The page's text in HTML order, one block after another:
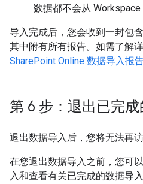
数据都不会从 Workspace
导入完成后，您会收到一封包
其中附有所有报告。如需了解
SharePoint Online 数据导入报
第 6 步：退出已完
退出数据导入后，您将无法再
在您退出数据导入之前，您可
入和查看有关已完成的数据导